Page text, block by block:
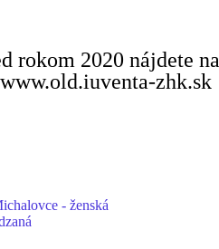
rokom 2020 nájdete na
zhk.sk